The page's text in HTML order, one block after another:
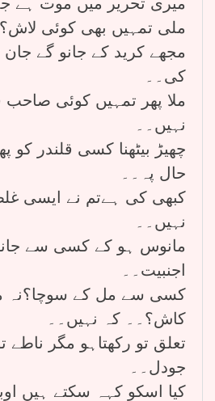
ملی تمہیں بھی کوئی
مجھے کرید کے جانو گے
کی۔۔
ملا پھر تمہیں کوئی
نہیں۔۔
چھیڑ بیٹھنا کسی قلندر کو
حال پہ۔۔
کبھی کی ہےتم نے ایسی
نہیں۔۔
مانوس ہو کے کسی سے جانا
اجنبیت۔۔
کسی سے مل کے سوچا؟نہ
کاش؟۔۔ کہ نہیں۔۔
تعلق تو رکھتاہو مگر ناطے
جودل۔۔
کیا اسکو کہہ سکتے ہیں